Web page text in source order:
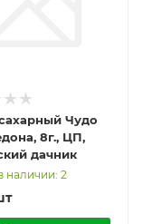
Чудо
8г., ЦП,
дачник
наличии: 2